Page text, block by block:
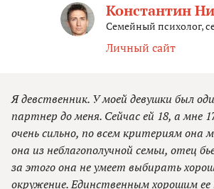
Константин
Семейный психолог,
Личный сайт
Я девственник. У моей девушки был
партнер до меня. Сейчас ей 18, а мне
очень сильно, по всем критериям она
она из неблагополучной семьи, отец
за этого она не умеет выбирать
окружение. Единственным хорошим